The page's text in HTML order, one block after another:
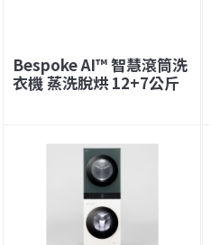
Bespoke AI™ 智慧滾筒洗
衣機 蒸洗脫烘 12+7公斤